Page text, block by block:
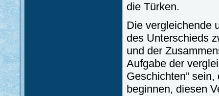
die Türken.
Die vergleichende
des Unterschieds
und der
Aufgabe der
Geschichten”
beginnen, diesen